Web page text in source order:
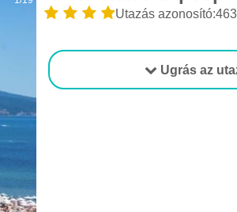
Utazás
Ugrás az